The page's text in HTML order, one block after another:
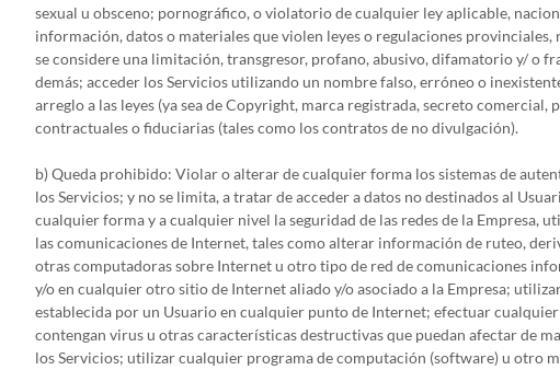
sexual u obsceno; pornográfico, o violatorio de cualquier ley aplicable,
información, datos o materiales que violen leyes o regulaciones
se considere una limitación, transgresor, profano, abusivo, difamatorio y/ o
demás; acceder los Servicios utilizando un nombre falso, erróneo o
arreglo a las leyes (ya sea de Copyright, marca registrada, secreto
contractuales o fiduciarias (tales como los contratos de no divulgación).
b) Queda prohibido: Violar o alterar de cualquier forma los sistemas de
los Servicios; y no se limita, a tratar de acceder a datos no destinados al
cualquier forma y a cualquier nivel la seguridad de las redes de la
las comunicaciones de Internet, tales como alterar información de ruteo,
otras computadoras sobre Internet u otro tipo de red de comunicaciones
y/o en cualquier otro sitio de Internet aliado y/o asociado a la Empresa;
establecida por un Usuario en cualquier punto de Internet; efectuar
contengan virus u otras características destructivas que puedan afectar de
los Servicios; utilizar cualquier programa de computación (software) u otro